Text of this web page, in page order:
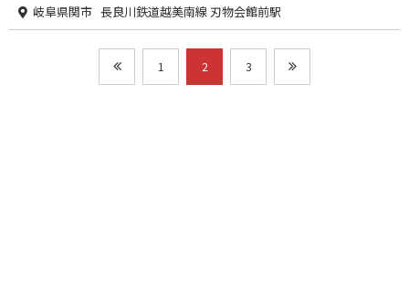
岐阜県関市 長良川鉄道越美南線 刃物会館前駅
1 2 3